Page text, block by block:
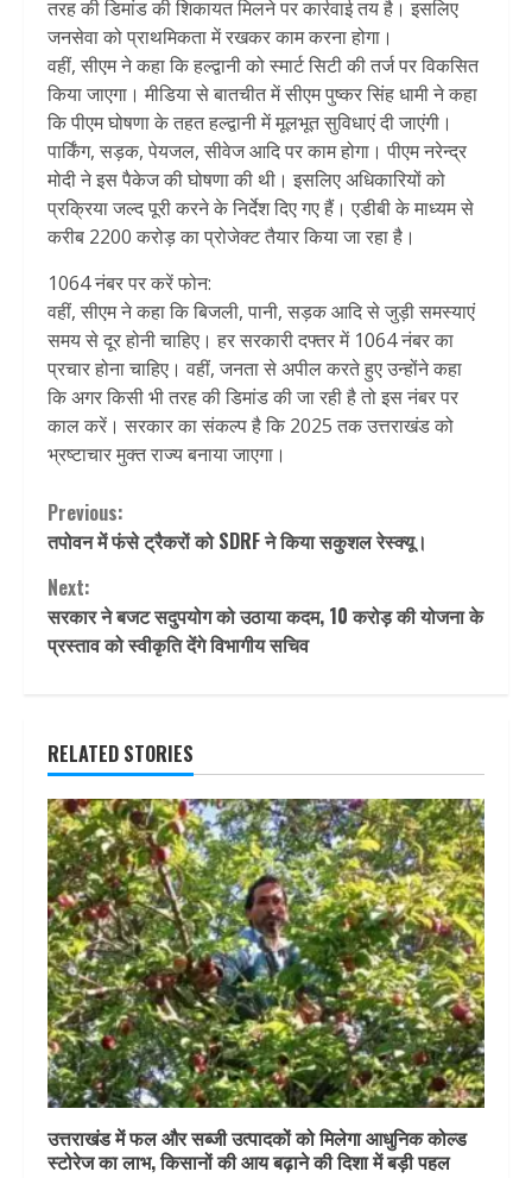
तरह की डिमांड की शिकायत मिलने पर कार्रवाई तय है। इसलिए
जनसेवा को प्राथमिकता में रखकर काम करना होगा।
वहीं, सीएम ने कहा कि हल्द्वानी को स्मार्ट सिटी की तर्ज पर विकसित
किया जाएगा। मीडिया से बातचीत में सीएम पुष्कर सिंह धामी ने कहा
कि पीएम घोषणा के तहत हल्द्वानी में मूलभूत सुविधाएं दी जाएंगी।
पार्किंग, सड़क, पेयजल, सीवेज आदि पर काम होगा। पीएम नरेन्द्र
मोदी ने इस पैकेज की घोषणा की थी। इसलिए अधिकारियों को
प्रक्रिया जल्द पूरी करने के निर्देश दिए गए हैं। एडीबी के माध्यम से
करीब 2200 करोड़ का प्रोजेक्ट तैयार किया जा रहा है।
1064 नंबर पर करें फोन:
वहीं, सीएम ने कहा कि बिजली, पानी, सड़क आदि से जुड़ी समस्याएं
समय से दूर होनी चाहिए। हर सरकारी दफ्तर में 1064 नंबर का
प्रचार होना चाहिए। वहीं, जनता से अपील करते हुए उन्होंने कहा
कि अगर किसी भी तरह की डिमांड की जा रही है तो इस नंबर पर
काल करें। सरकार का संकल्प है कि 2025 तक उत्तराखंड को
भ्रष्टाचार मुक्त राज्य बनाया जाएगा।
Continue
Reading
Previous:
तपोवन में फंसे ट्रैकरों को SDRF ने किया सकुशल रेस्क्यू।
Next:
सरकार ने बजट सदुपयोग को उठाया कदम, 10 करोड़ की योजना के
प्रस्ताव को स्वीकृति देंगे विभागीय सचिव
RELATED STORIES
उत्तराखंड में फल और सब्जी उत्पादकों को मिलेगा आधुनिक कोल्ड
स्टोरेज का लाभ, किसानों की आय बढ़ाने की दिशा में बड़ी पहल